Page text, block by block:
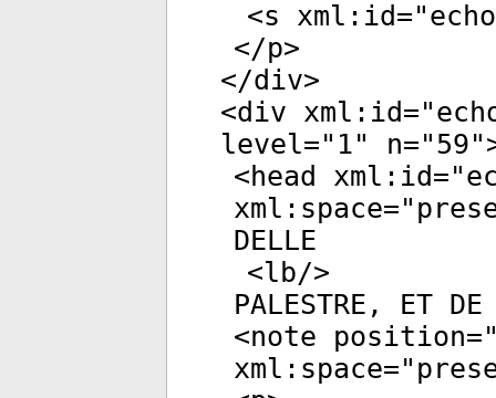
<s xml:id="
</p>
</div>
<div xml:id="
level=" 1" n="59
<head xml:id="
xml:space="
DELLE
<lb/>
PALESTRE, ET
<note position
xml:space="